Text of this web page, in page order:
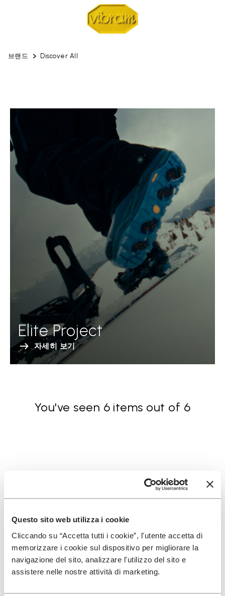
Questo sito web utilizza i cookie
Cliccando su “Accetta tutti i cookie”, l'utente accetta di
memorizzare i cookie sul dispositivo per migliorare la
navigazione del sito, analizzare l'utilizzo del sito e
assistere nelle nostre attività di marketing.
브랜드 Discover All
Elite Project
자세히 보기
You've seen 6 items out of 6
마케팅 커뮤니케이션 수신에 동의하며, 제 데이터가
프로파일링에 활용되어 경험을 개인화하는 데 사용될